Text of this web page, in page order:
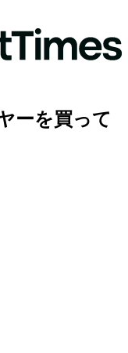
ーを買って